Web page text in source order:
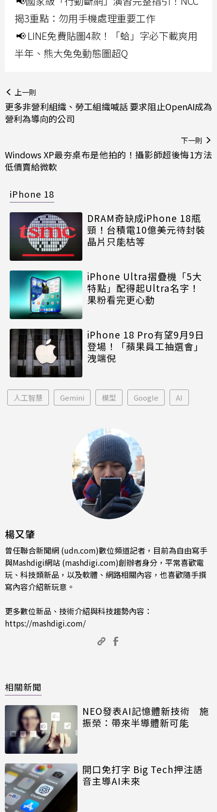
揭3重點：勿用手機處理重要工作
📢 LINE免費貼圖4款！「蛤」字必下載爽用
半年、熊大兔兔動態圖超Q
上一則
更多非營利組織、勞工組織喊話 要求阻止OpenAI成為
營利為導向的公司
下一則
Windows XP最夯桌布是他拍的！攝影師超後悔1方法
低價賣給微軟
iPhone 18
DRAM奇缺成iPhone 18瓶
頸！台積電10億美元待封裝
晶片只能枯等
iPhone Ultra摺疊機「5大
特點」配得起Ultra名字！
果粉看完更心動
iPhone 18 Pro有望9月9日
登場！「蘋果員工抽選會」
洩端倪
人工智慧 Gemini 模型 Google AI
楊又肇
曾任聯合新聞網 (udn.com)數位頻道記者，目前為自由寫手
與Mashdigi網站 (mashdigi.com)創辦者身分，平常喜歡電
玩、科技類新品，以及軟體、網路相關內容，也喜歡隨手撰
寫內容介紹新玩意。
更多數位新品、技術介紹與科技趨勢內容：
https://mashdigi.com/
相關新聞
NEO發表AI記憶體新技術 施
振榮：帶來半導體新可能
開口免打字 Big Tech押注語
音主導AI未來